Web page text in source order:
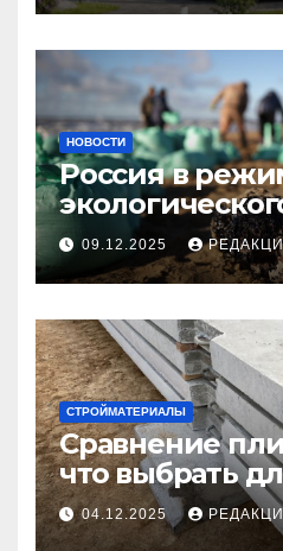
НОВОСТИ
Россия в
09.12.2025
СТРОЙМАТЕРИАЛЫ
Сравнение
что выбрать
долговечного
покрытия
04.12.2025